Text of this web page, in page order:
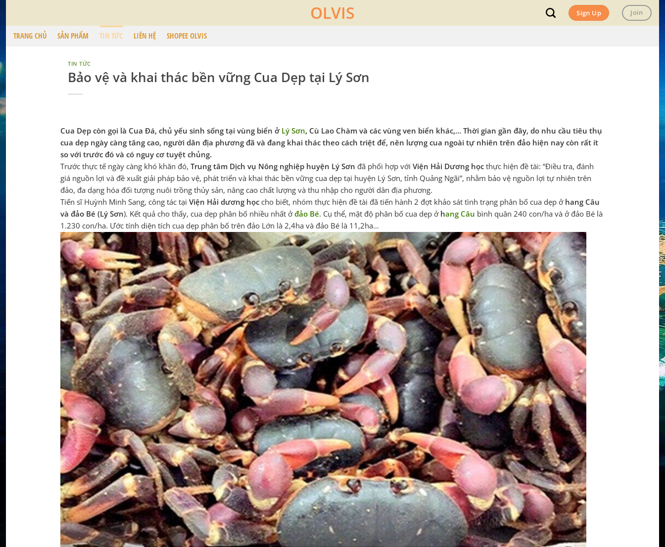
nội
dung
OLVIS Sign Up Join
TRANG CHỦ SẢN PHẨM TIN TỨC LIÊN HỆ SHOPEE OLVIS
TIN TỨC
Bảo vệ và khai thác bền vững Cua Dẹp tại Lý Sơn
Cua Dẹp còn gọi là Cua Đá, chủ yếu sinh sống tại vùng biển ở Lý Sơn, Cù Lao Chàm và các vùng ven biển khác,… Thời gian gần đây, do nhu cầu tiêu thụ
cua dẹp ngày càng tăng cao, người dân địa phương đã và đang khai thác theo cách triệt để, nên lượng cua ngoài tự nhiên trên đảo hiện nay còn rất ít
so với trước đó và có nguy cơ tuyệt chủng.
Trước thực tế ngày càng khó khăn đó, Trung tâm Dịch vụ Nông nghiệp huyện Lý Sơn đã phối hợp với Viện Hải Dương họcthực hiện đề tài: “Điều tra, đánh
giá nguồn lợi và đề xuất giải pháp bảo vệ, phát triển và khai thác bền vững cua dẹp tại huyện Lý Sơn, tỉnh Quảng Ngãi”, nhằm bảo vệ nguồn lợi tự nhiên trên
đảo, đa dạng hóa đối tượng nuôi trồng thủy sản, nâng cao chất lượng và thu nhập cho người dân địa phương.
Tiến sĩ Huỳnh Minh Sang, công tác tại Viện Hải dương họccho biết, nhóm thực hiện đề tài đã tiến hành 2 đợt khảo sát tình trạng phân bố cua dẹp ởhang Câu
và đảo Bé (Lý Sơn). Kết quả cho thấy, cua dẹp phân bố nhiều nhất ởđảo Bé. Cụ thể, mật độ phân bố cua dẹp ởhang Câu bình quân 240 con/ha và ở đảo Bé là
1.230 con/ha. Ước tính diện tích cua dẹp phân bố trên đảo Lớn là 2,4ha và đảo Bé là 11,2ha…